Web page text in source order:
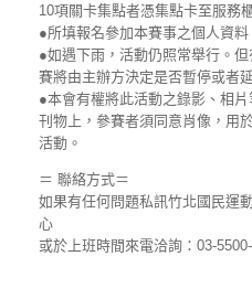
10項關卡集點者憑集點卡至服務
●所填報名參加本賽事之個人資
●如遇下雨，活動仍照常舉行。
賽將由主辦方決定是否暫停或者
●本會有權將此活動之錄影、相
刊物上，參賽者須同意肖像，用
活動。
＝ 聯絡方式＝
如果有任何問題私訊竹北國民運
心
或於上班時間來電洽詢：03-